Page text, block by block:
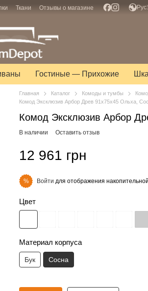
Ткани Отзывы о магазине Рус
Гостиные — Прихожие
Главная Каталог Комоды и тумбы
Комод Эксклюзив Арбор Древ 91х75х45 Ольха,
Комод Эксклюзив Арбор
В наличии Оставить отзыв
12 961 грн
% Войти для отображения
Цвет
Материал корпуса
Бук Сосна